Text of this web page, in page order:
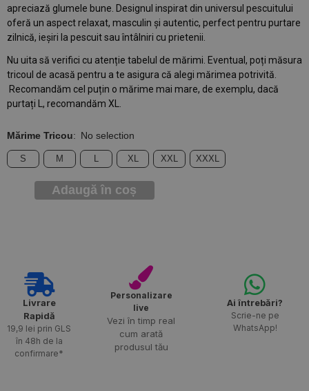
apreciază glumele bune. Designul inspirat din universul pescuitului
oferă un aspect relaxat, masculin și autentic, perfect pentru purtare
zilnică, ieșiri la pescuit sau întâlniri cu prietenii.
Nu uita să verifici cu atenție tabelul de mărimi. Eventual, poți măsura
tricoul de acasă pentru a te asigura că alegi mărimea potrivită.
Recomandăm cel puțin o mărime mai mare, de exemplu, dacă
purtați L, recomandăm XL.
Mărime Tricou: No selection
S M L XL XXL XXXL
Adaugă în coș
Livrare
Rapidă​
19,9 lei prin GLS
în 48h de la
confirmare*
Personalizare
live
Vezi în timp real
cum arată
produsul tău
Ai întrebări?
Scrie-ne pe
WhatsApp!